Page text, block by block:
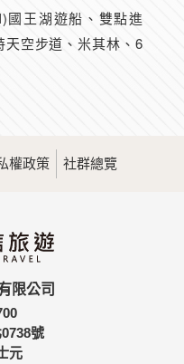
國王湖遊船、雙點進
天空步道、米其林、6
權政策 社群總覽
限公司
號
元